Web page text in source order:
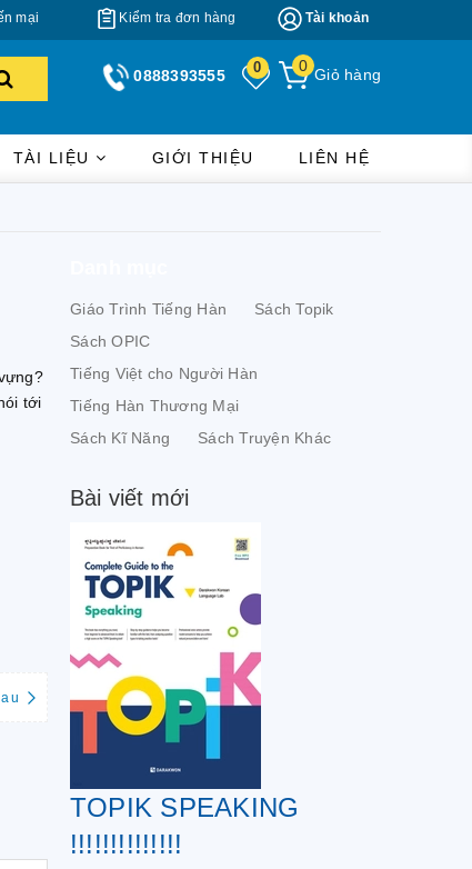
Tài khoản
Kiểm tra đơn hàng
mại
Giỏ hàng
0
0
0888393555
TÀI LIỆU GIỚI THIỆU LIÊN HỆ
tới
Giáo Trình Tiếng Hàn
Sách Topik
Sách OPIC
Tiếng Việt cho Người Hàn
Tiếng Hàn Thương Mại
Sách Kĩ Năng
Sách Truyện Khác
Bài viết mới
TOPIK SPEAKING
!!!!!!!!!!!!!!